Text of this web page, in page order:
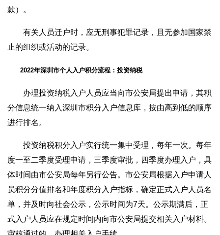
款）。
有关人员迁户时，应无刑事犯罪记录，且无参加国家禁
止的组织或活动的记录。
2022年深圳市个人入户积分流程：投资纳税
办理投资纳税入户人员应当向市公安局提出申请，其积
分信息统一纳入深圳市积分入户信息库，按由高到低的顺序
进行排名。
投资纳税积分入户实行统一集中受理，每年一次。每年
度一至二季度受理申请，三季度审批，四季度办理入户，具
体时间由市公安局每年另行公告。市公安局根据入户申请人
员积分分值排名和年度积分入户指标，确定正式入户人员名
单，并及时向社会公示，公示时间为7天。公示期满后，正
式入户人员应在规定时间内向市公安局提交相关入户材料。